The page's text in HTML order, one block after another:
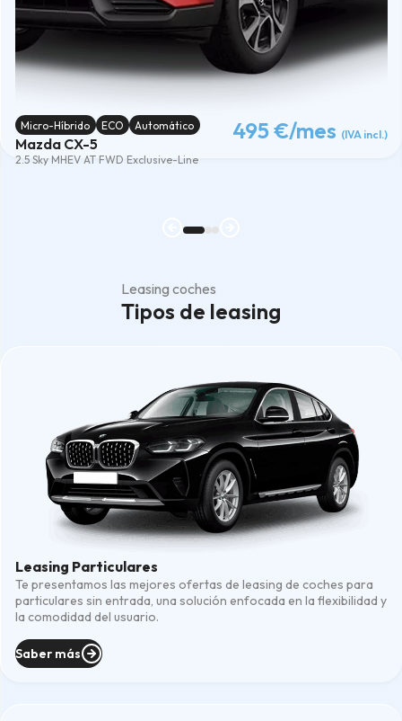
Mazda CX-5
2.5 Sky MHEV AT FWD Exclusive-Line
495 €/mes (IVA incl.)
Micro-Híbrido ECO Automático
Leasing coches
Tipos de leasing
Leasing Particulares
Te presentamos las mejores ofertas de leasing de coches para
particulares sin entrada, una solución enfocada en la flexibilidad y
la comodidad del usuario.
Saber más